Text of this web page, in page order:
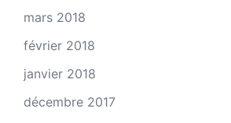
mars 2018
février 2018
janvier 2018
décembre 2017